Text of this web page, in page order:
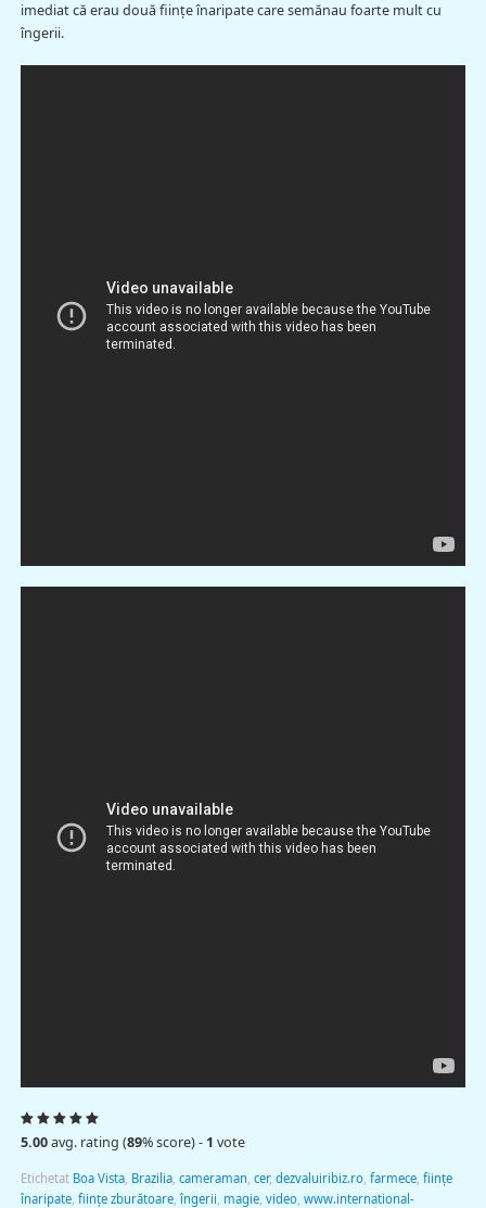
imediat că erau două fiinţe înaripate care semănau foarte mult cu
îngerii.
5.00avg. rating (89% score) - 1 vote
Etichetat Boa Vista, Brazilia, cameraman cer, dezvaluiribiz.ro, farmece, fiinţe
înaripate, fiinţe zburătoare,îngerii magie, video, www.international-